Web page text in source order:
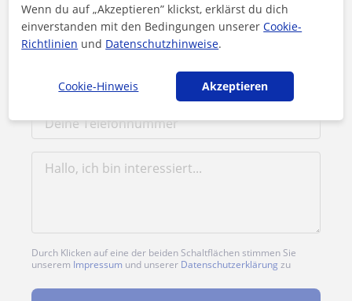
Durch Klicken auf eine der beiden Schaltflächen stimmen Sie
unserem Impressum und unserer Datenschutzerklärung zu
Wenn du auf „Akzeptieren” klickst, erklärst du dich
einverstanden mit den Bedingungen unsererCookie-
Richtlinien und Datenschutzhinweise.
Cookie-Hinweis Akzeptieren